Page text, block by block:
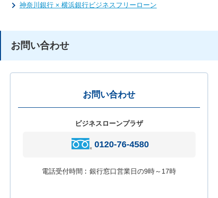
神奈川銀行 × 横浜銀行ビジネスフリーローン
お問い合わせ
お問い合わせ
ビジネスローンプラザ
0120-76-4580
電話受付時間 銀行窓口営業日の9時～17時